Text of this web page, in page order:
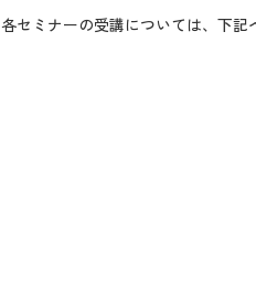
各セミナーの受講については、下記